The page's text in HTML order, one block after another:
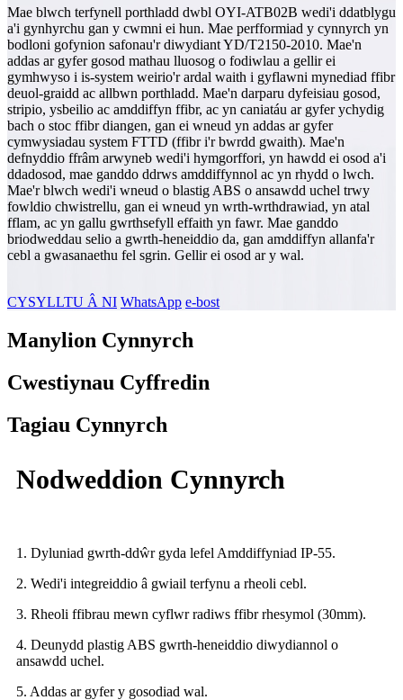
Mae blwch terfynell porthladd dwbl OYI-ATB02B wedi'i ddatblygu
a'i gynhyrchu gan y cwmni ei hun. Mae perfformiad y cynnyrch yn
bodloni gofynion safonau'r diwydiant YD/T2150-2010. Mae'n
addas ar gyfer gosod mathau lluosog o fodiwlau a gellir ei
gymhwyso i is-system weirio'r ardal waith i gyflawni mynediad ffibr
deuol-graidd ac allbwn porthladd. Mae'n darparu dyfeisiau gosod,
stripio, ysbeilio ac amddiffyn ffibr, ac yn caniatáu ar gyfer ychydig
bach o stoc ffibr diangen, gan ei wneud yn addas ar gyfer
cymwysiadau system FTTD (ffibr i'r bwrdd gwaith). Mae'n
defnyddio ffrâm arwyneb wedi'i hymgorffori, yn hawdd ei osod a'i
ddadosod, mae ganddo ddrws amddiffynnol ac yn rhydd o lwch.
Mae'r blwch wedi'i wneud o blastig ABS o ansawdd uchel trwy
fowldio chwistrellu, gan ei wneud yn wrth-wrthdrawiad, yn atal
fflam, ac yn gallu gwrthsefyll effaith yn fawr. Mae ganddo
briodweddau selio a gwrth-heneiddio da, gan amddiffyn allanfa'r
cebl a gwasanaethu fel sgrin. Gellir ei osod ar y wal.
CYSYLLTU Â NI WhatsApp e-bost
Manylion Cynnyrch
Cwestiynau Cyffredin
Tagiau Cynnyrch
Nodweddion Cynnyrch
1. Dyluniad gwrth-ddŵr gyda lefel Amddiffyniad IP-55.
2. Wedi'i integreiddio â gwiail terfynu a rheoli cebl.
3. Rheoli ffibrau mewn cyflwr radiws ffibr rhesymol (30mm).
4. Deunydd plastig ABS gwrth-heneiddio diwydiannol o
ansawdd uchel.
5. Addas ar gyfer y gosodiad wal.